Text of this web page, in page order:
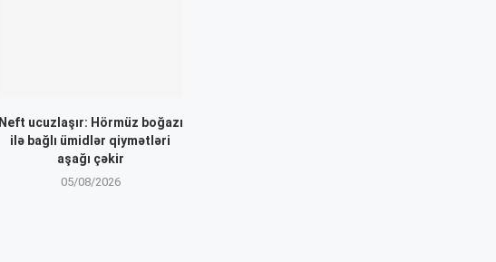
Neft ucuzlaşır: Hörmüz boğazı
ilə bağlı ümidlər qiymətləri
aşağı çəkir
05/08/2026